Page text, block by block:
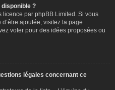
disponible ?
par phpBB Limited. Si vous
ajoutée, visitez la page
voter pour des idées proposées ou
légales concernant ce